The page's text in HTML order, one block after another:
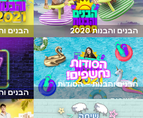
הבנים והבנות 2020 הבנים
הבנים והבנות – הסודות
נחשפים
הבנים